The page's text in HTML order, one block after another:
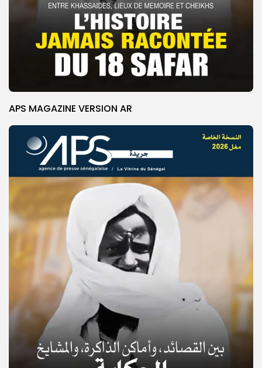
© Copyright 2025, APS
APS MAGAZINE VERSION AR